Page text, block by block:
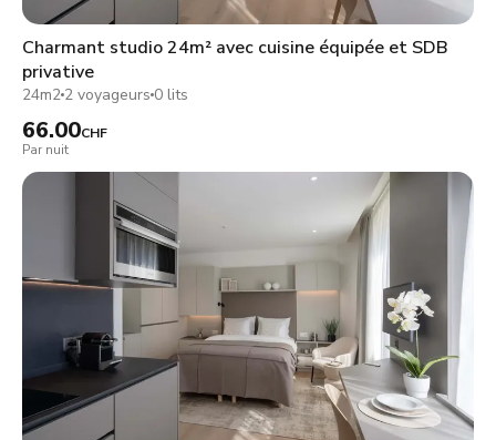
Charmant studio 24m² avec cuisine équipée et SDB
privative
24m2 2 voyageurs 0 lits
66.00CHF
Par nuit